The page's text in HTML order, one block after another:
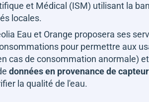
et Médical (ISM) utilisant la
locales.
Eau et Orange proposera ses
pour permettre aux
cas de consommation anormale)
données en provenance de
la qualité de l'eau.